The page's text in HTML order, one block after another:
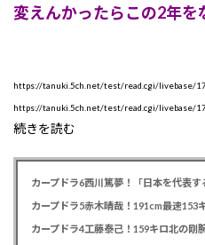
変えんかったらこの2年を
https://tanuki.5ch.net/test/read.cgi/livebase/
https://tanuki.5ch.net/test/read.cgi/livebase/
続きを読む
カープドラ4工藤泰己！159キロ北の剛